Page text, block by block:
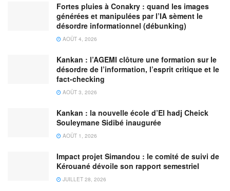
Fortes pluies à Conakry : quand les images
générées et manipulées par l’IA sèment le
désordre informationnel (débunking)
AOÛT 4, 2026
Kankan : l’AGEMI clôture une formation sur le
désordre de l’information, l’esprit critique et le
fact-checking
AOÛT 3, 2026
Kankan : la nouvelle école d’El hadj Cheick
Souleymane Sidibé inaugurée
AOÛT 1, 2026
Impact projet Simandou : le comité de suivi de
Kérouané dévoile son rapport semestriel
JUILLET 28, 2026